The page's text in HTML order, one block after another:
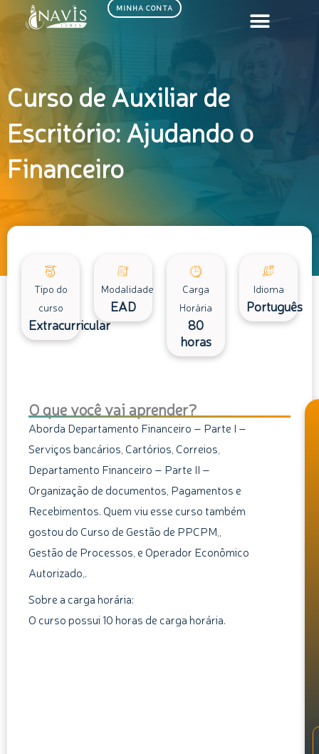
MINHA CONTA
Curso de Auxiliar de
Escritório: Ajudando o
Financeiro
Tipo do
curso
Extracurricular
Modalidade
EAD
Carga
Horária
80
horas
Idioma
Português
O que você vai aprender?
Aborda Departamento Financeiro – Parte I –
Serviços bancários, Cartórios, Correios,
Departamento Financeiro – Parte II –
Organização de documentos, Pagamentos e
Recebimentos. Quem viu esse curso também
gostou do Curso de Gestão de PPCPM,,
Gestão de Processos, e Operador Econômico
Autorizado,.
Sobre a carga horária:
O curso possui 10 horas de carga horária.